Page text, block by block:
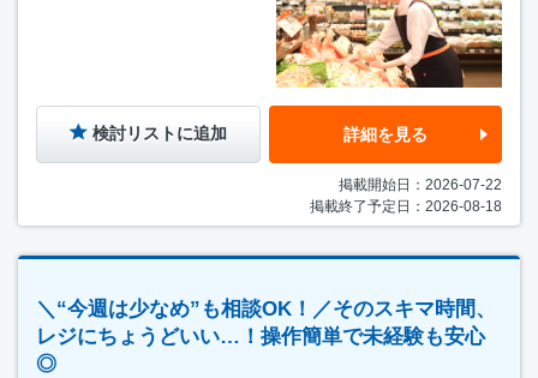
検討リストに追加 詳細を見る
掲載開始日：2026-07-22
掲載終了予定日：2026-08-18
＼“今週は少なめ”も相談OK！／そのスキマ時間、
レジにちょうどいい…！操作簡単で未経験も安心
◎